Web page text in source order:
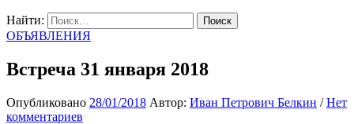
Найти:
ОБЪЯВЛЕНИЯ
Встреча 31 января 2018
Опубликовано 28/01/2018 Автор: Иван Петрович Белкин /Нет
комментариев